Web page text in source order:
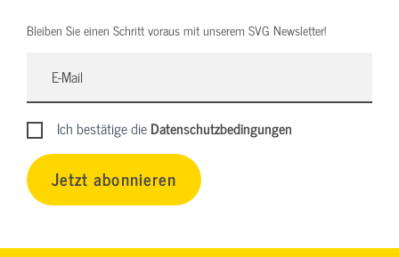
Bleiben Sie einen Schritt voraus mit unserem SVG Newsletter!
Ich bestätige dieDatenschutzbedingungen
Jetzt abonnieren